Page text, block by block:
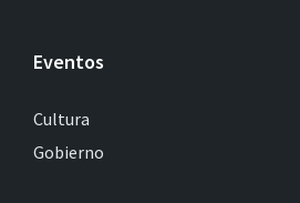
Eventos
Cultura
Gobierno